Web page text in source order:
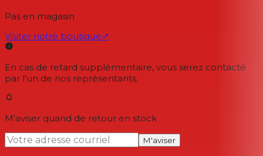
Pas en magasin
Visiter notre boutique↗
En cas de retard supplémentaire, vous serez contacté
par l'un de nos représentants.
M'aviser quand de retour en stock
M'aviser